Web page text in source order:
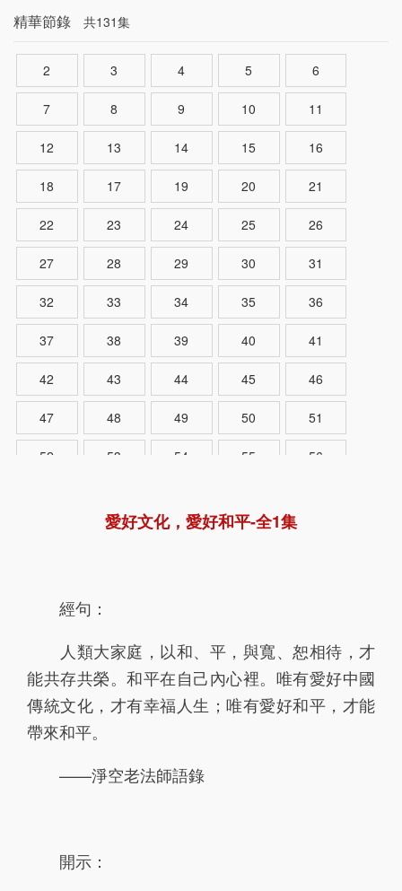
精華節錄 共131集
2 3 4 5 6
7 8 9 10 11
12 13 14 15 16
18 17 19 20 21
22 23 24 25 26
27 28 29 30 31
32 33 34 35 36
37 38 39 40 41
42 43 44 45 46
47 48 49 50 51
52 53 54 55 56
63 64 65
78 79 80 81
82 83 84 85 86
87
93 94
愛好文化，愛好和平-全1集
經句：
人類大家庭，以和、平，與寬、恕相待，才
能共存共榮。和平在自己內心裡。唯有愛好中國
傳統文化，才有幸福人生；唯有愛好和平，才能
帶來和平。
——淨空老法師語錄
開示：